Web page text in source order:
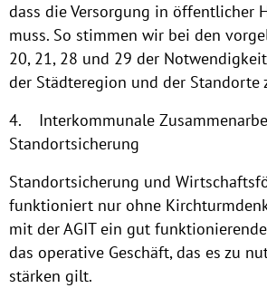
dass die Versorgung in öffentlicher
muss. So stimmen wir bei den
20, 21, 28 und 29 der
der Städteregion und der Standorte
4. Interkommunale
Standortsicherung
Standortsicherung und
funktioniert nur ohne
mit der AGIT ein gut
das operative Geschäft, das es zu
stärken gilt.